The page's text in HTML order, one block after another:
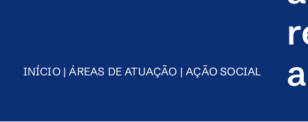
INÍCIO|ÁREAS DE ATUAÇÃO |AÇÃO SOCIAL